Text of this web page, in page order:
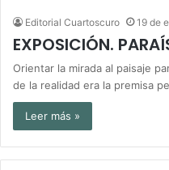
Editorial Cuartoscuro 19 de
EXPOSICIÓN.
Orientar la mirada al paisaje
de la realidad era la premisa
Leer más »